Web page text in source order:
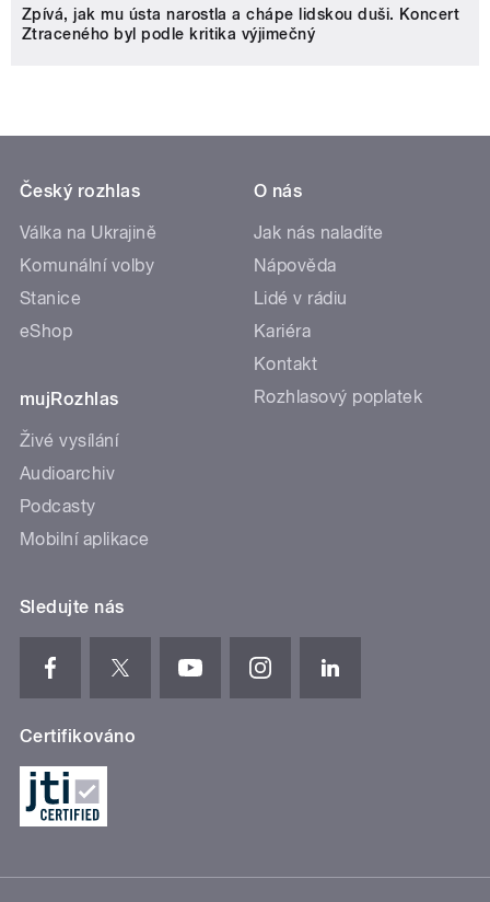
Zpívá, jak mu ústa narostla a chápe lidskou duši. Koncert
Ztraceného byl podle kritika výjimečný
Český rozhlas
Válka na Ukrajině
Komunální volby
Stanice
eShop
mujRozhlas
Živé vysílání
Audioarchiv
Podcasty
Mobilní aplikace
O nás
Jak nás naladíte
Nápověda
Lidé v rádiu
Kariéra
Kontakt
Rozhlasový poplatek
Sledujte nás
Certifikováno